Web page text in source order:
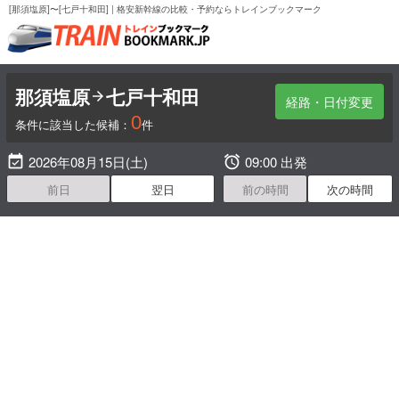
[那須塩原]〜[七戸十和田] | 格安新幹線の比較・予約ならトレインブックマーク
経路・日付変更
那須塩原七戸十和田
条件に該当した候補： 0件
 2026年08月15日(土)
前日 翌日
 09:00 出発
前の時間 次の時間